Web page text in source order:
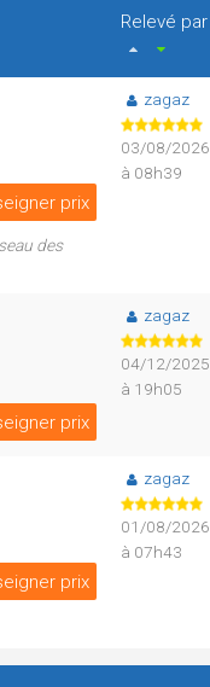
Relevé par
prix
des
zagaz
03/08/2026
à 08h39
prix
zagaz
04/12/2025
à 19h05
prix
zagaz
01/08/2026
à 07h43